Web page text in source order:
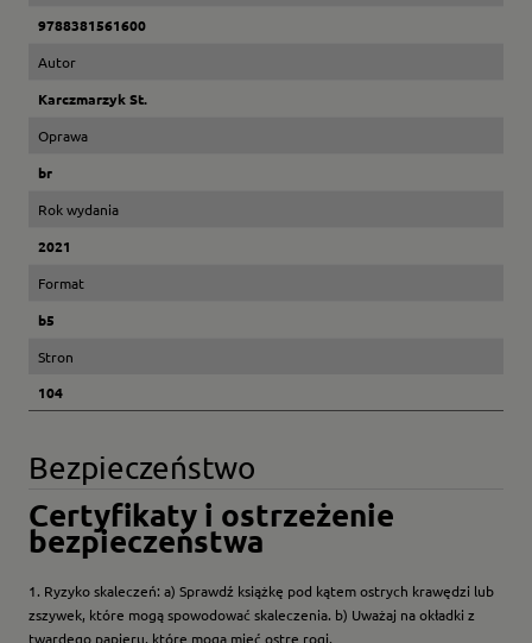
9788381561600
Autor
Karczmarzyk St.
Oprawa
br
Rok wydania
2021
Format
b5
Stron
104
Bezpieczeństwo
Certyfikaty i ostrzeżenie
bezpieczeństwa
1. Ryzyko skaleczeń: a) Sprawdź książkę pod kątem ostrych krawędzi lub
zszywek, które mogą spowodować skaleczenia. b) Uważaj na okładki z
twardego papieru, które mogą mieć ostre rogi.